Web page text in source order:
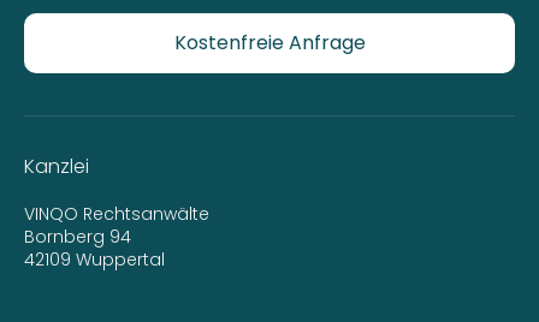
Kostenfreie Anfrage
Kanzlei
VINQO Rechtsanwälte
Bornberg 94
42109 Wuppertal